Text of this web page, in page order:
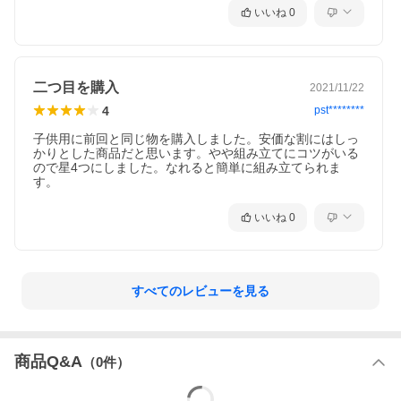
いいね 0
二つ目を購入 2021/11/22
4 pst********
子供用に前回と同じ物を購入しました。安価な割にはしっ
かりとした商品だと思います。やや組み立てにコツがいる
ので星4つにしました。なれると簡単に組み立てられま
す。
いいね 0
すべてのレビューを見る
商品Q&A （0件）